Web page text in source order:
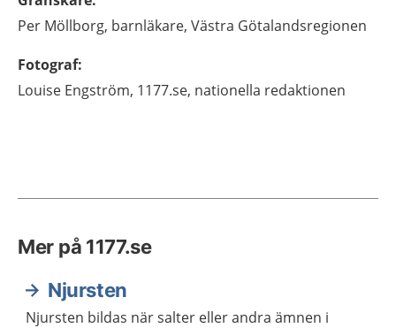
Per Möllborg, barnläkare, Västra Götalandsregionen
Fotograf:
Louise Engström, 1177.se, nationella redaktionen
Mer på 1177.se
Njursten
Njursten bildas när salter eller andra ämnen i